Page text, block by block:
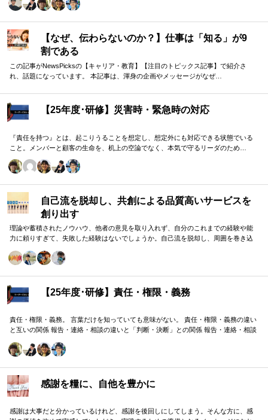
【なぜ、伝わらないのか？】仕事は「知る」が9
割である
この記事がNewsPicksの【キャリア・教育】【注目のトピックス記事】で紹介さ
れ、話題になっています。 本記事は、渾身の企画やメッセージがなぜ…
【25年度･研修】災害時・緊急時の対応
『責任を持つ』とは、起こりうることを想定し、想定外にも対応できる状態でいる
こと。メンバーと顧客の生命を、机上の空論でなく、本気で守るリーダのため…
自己流を脱却し、共創による品質高いサービスを
創り出す
理論や蓄積されたノウハウ、他者の意見を取り入れず、自分のこれまでの経験や能
力に頼りすぎて、失敗した経験はないでしょうか。自己流を脱却し、周囲を巻き込
【25年度･研修】責任・権限・義務
責任・権限・義務。 言葉だけを知っていても意味がない。 責任・権限・義務の違い
と互いの関係 報告・連絡・相談の違いと「判断・決断」との関係 報告・連絡・相談
分けることが重要。 理屈と機能を理解し、チームワークを大きく向上したいリーダ
感謝を糧に、自他を豊かに
感謝は大事だと分かっているけれど、感謝を後回しにしてしまう。そんな方に、感